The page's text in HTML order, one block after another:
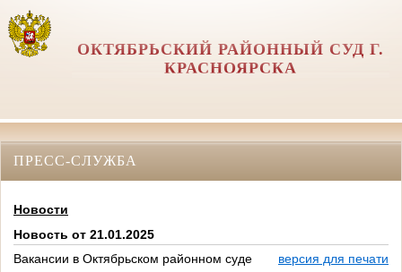
ОКТЯБРЬСКИЙ РАЙОННЫЙ СУД Г.
КРАСНОЯРСКА
ПРЕСС-СЛУЖБА
Новости
Новость от 21.01.2025
Вакансии в Октябрьском районном суде
версия для печати